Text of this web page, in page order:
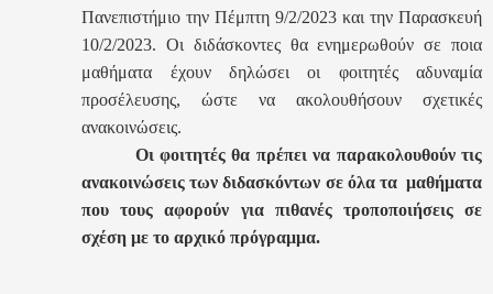
Πανεπιστήμιο την Πέμπτη 9/2/2023 και την Παρασκευή
10/2/2023. Οι διδάσκοντες θα ενημερωθούν σε ποια
μαθήματα έχουν δηλώσει οι φοιτητές αδυναμία
προσέλευσης, ώστε να ακολουθήσουν σχετικές
ανακοινώσεις.
Οι φοιτητές θα πρέπει να παρακολουθούν τις
ανακοινώσεις των διδασκόντων σε όλα τα μαθήματα
που τους αφορούν για πιθανές τροποποιήσεις σε
σχέση με το αρχικό πρόγραμμα.